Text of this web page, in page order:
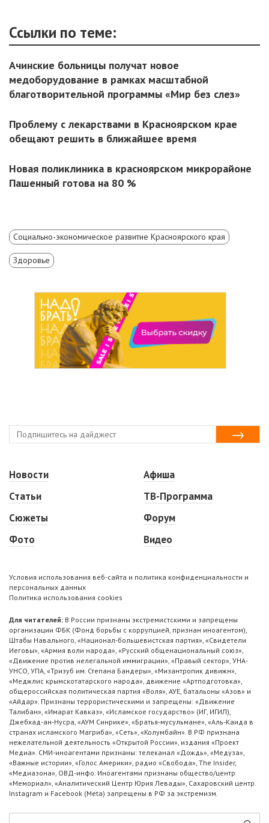
Ссылки по теме:
Ачинские больницы получат новое
медоборудование в рамках масштабной
благотворительной программы «Мир без слез»
Проблему с лекарствами в Красноярском крае
обещают решить в ближайшее время
Новая поликлиника в красноярском микрорайоне
Пашенный готова на 80 %
Социально-экономическое развитие Красноярского края
Здоровье
Новости
Статьи
Сюжеты
Фото
Афиша
ТВ-Программа
Форум
Видео
Условия использования веб-сайта и политика конфиденциальности и
персональных данных
Политика использования cookies
Для читателей: В России признаны экстремистскими и запрещены
организации ФБК (Фонд борьбы с коррупцией, признан иноагентом),
Штабы Навального, «Национал-большевистская партия», «Свидетели
Иеговы», «Армия воли народа», «Русский общенациональный союз»,
«Движение против нелегальной иммиграции», «Правый сектор», УНА-
УНСО, УПА, «Тризуб им. Степана Бандеры», «Мизантропик дивижн»,
«Меджлис крымскотатарского народа», движение «Артподготовка»,
общероссийская политическая партия «Воля», АУЕ, батальоны «Азов» и
«Айдар». Признаны террористическими и запрещены: «Движение
Талибан», «Имарат Кавказ», «Исламское государство» (ИГ, ИГИЛ),
Джебхад-ан-Нусра, «АУМ Синрике», «Братья-мусульмане», «Аль-Каида в
странах исламского Магриба», «Сеть», «Колумбайн». В РФ признана
нежелательной деятельность «Открытой России», издания «Проект
Медиа». СМИ-иноагентами признаны: телеканал «Дождь», «Медуза»,
«Важные истории», «Голос Америки», радио «Свобода», The Insider,
«Медиазона», ОВД-инфо. Иноагентами признаны общество/центр
«Мемориал», «Аналитический Центр Юрия Левады», Сахаровский центр.
Instagram и Facebook (Metа) запрещены в РФ за экстремизм.